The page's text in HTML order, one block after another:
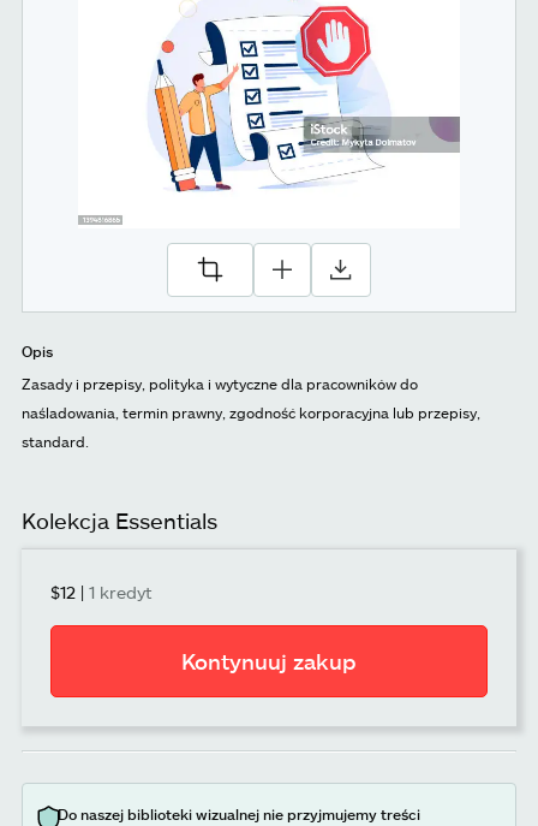
Opis
Zasady i przepisy, polityka i wytyczne dla pracowników do
naśladowania, termin prawny, zgodność korporacyjna lub przepisy,
standard.
Kolekcja Essentials
$12 | 1 kredyt
Kontynuuj zakup
Do naszej biblioteki wizualnej nie przyjmujemy treści